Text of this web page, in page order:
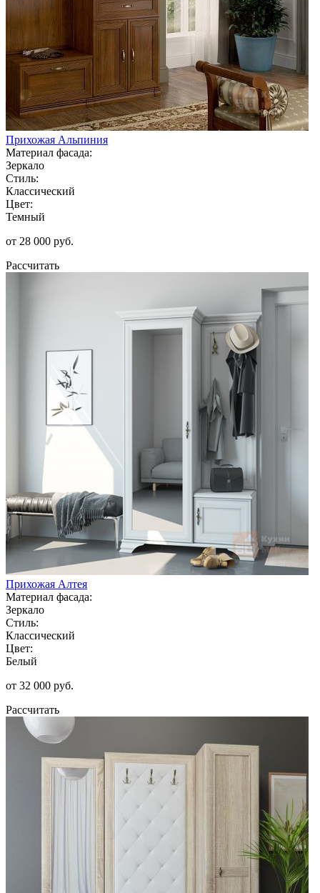
Прихожая Альпиния
Материал фасада:
Зеркало
Стиль:
Классический
Цвет:
Темный
от 28 000 руб.
Рассчитать
Прихожая Алтея
Материал фасада:
Зеркало
Стиль:
Классический
Цвет:
Белый
от 32 000 руб.
Рассчитать